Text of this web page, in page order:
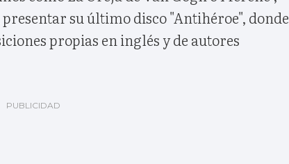
su último disco "Antihéroe", donde
propias en inglés y de autores